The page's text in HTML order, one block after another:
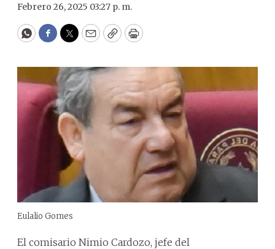
Febrero 26, 2025 03:27 p. m.
WhatsApp
Facebook
Twitter
EmailCopyPrint
Eulalio Gomes
El comisario Nimio Cardozo, jefe del